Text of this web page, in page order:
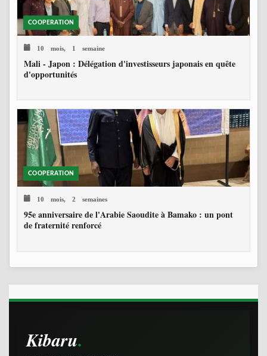
COOPERATION
10 mois, 1 semaine
Mali - Japon : Délégation d'investisseurs japonais en quête
d'opportunités
COOPERATION
10 mois, 2 semaines
95e anniversaire de l'Arabie Saoudite à Bamako : un pont
de fraternité renforcé
Kibaru